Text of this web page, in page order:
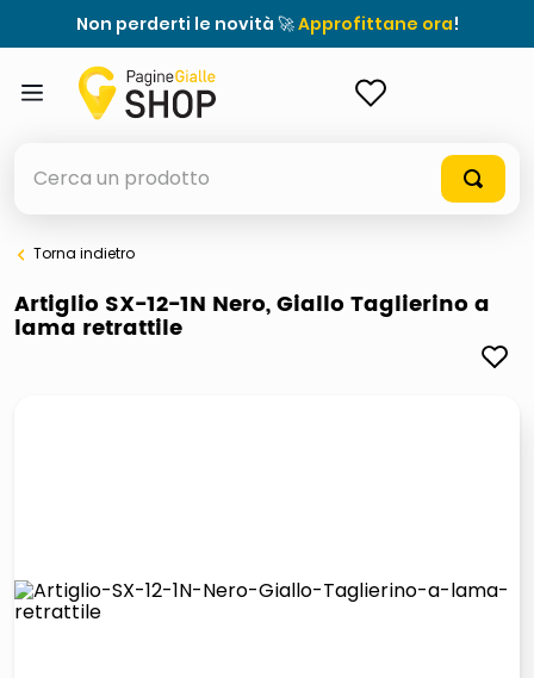
Non perderti le novità 🚀Approfittane ora!
elenchi telefonici
orologio parete
italia independent occhiali sole 0703 thin rotondo sun
pattumiera raccolta differenziata
Torna indietro
Artiglio SX-12-1N Nero, Giallo Taglierino a
lama retrattile